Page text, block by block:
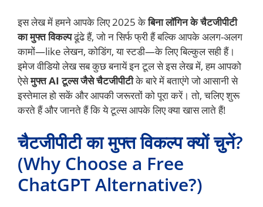
इस लेख में हमने आपके लिए 2025 केबिना लॉगिन के चैटजीपीटी
का मुफ्त विकल्पढूंढे हैं, जो न सिर्फ फ्री हैं बल्कि आपके अलग-अलग
कामों—like लेखन, कोडिंग, या स्टडी—के लिए बिल्कुल सही हैं।
इमेज वीडियो लेख सब कुछ बनायें इन टूल से इस लेख में, हम आपको
ऐसेमुफ्त AI टूल्स जैसे चैटजीपीटीके बारे में बताएंगे जो आसानी से
इस्तेमाल हो सकें और आपकी जरूरतों को पूरा करें। तो, चलिए शुरू
करते हैं और जानते हैं कि ये टूल्स आपके लिए क्या खास लाते हैं!
चैटजीपीटी का मुफ्त विकल्प क्यों चुनें?
(Why Choose a Free
ChatGPT Alternative?)